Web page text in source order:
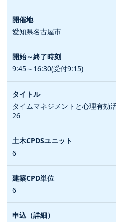
愛知県名古屋市
9:45～16:30(受付9:15)
タイムマネジメントと心理有効
26
6
6